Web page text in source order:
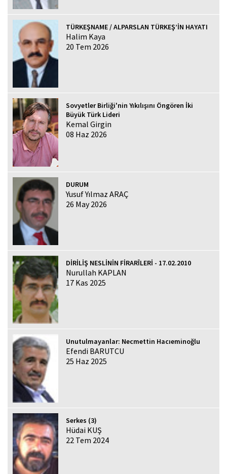
TÜRKEŞNAME / ALPARSLAN TÜRKEŞ’İN HAYATI
Halim Kaya
20 Tem 2026
Sovyetler Birliği'nin Yıkılışını Öngören İki
Büyük Türk Lideri
Kemal Girgin
08 Haz 2026
DURUM
Yusuf Yılmaz ARAÇ
26 May 2026
DİRİLİŞ NESLİNİN FİRARÎLERİ - 17.02.2010
Nurullah KAPLAN
17 Kas 2025
Unutulmayanlar: Necmettin Hacıeminoğlu
Efendi BARUTCU
25 Haz 2025
Serkes (3)
Hüdai KUŞ
22 Tem 2024